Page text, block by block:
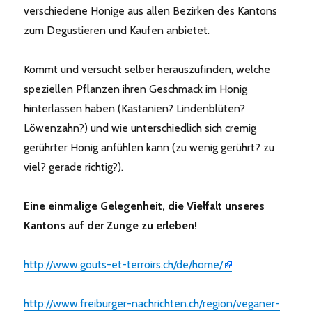
verschiedene Honige aus allen Bezirken des Kantons
zum Degustieren und Kaufen anbietet.
Kommt und versucht selber herauszufinden, welche
speziellen Pflanzen ihren Geschmack im Honig
hinterlassen haben (Kastanien? Lindenblüten?
Löwenzahn?) und wie unterschiedlich sich cremig
gerührter Honig anfühlen kann (zu wenig gerührt? zu
viel? gerade richtig?).
Eine einmalige Gelegenheit, die Vielfalt unseres
Kantons auf der Zunge zu erleben!
http://www.gouts-et-terroirs.ch/de/home/
http://www.freiburger-nachrichten.ch/region/veganer-